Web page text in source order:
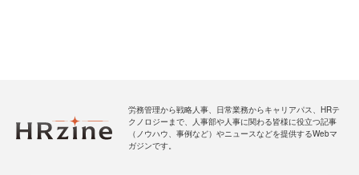
労務管理から戦略人事、日常業務からキャリアパス、HRテ
クノロジーまで、人事部や人事に関わる皆様に役立つ記事
（ノウハウ、事例など）やニュースなどを提供するWebマ
ガジンです。